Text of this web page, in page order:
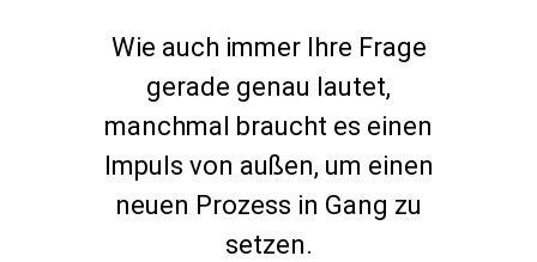
Wie auch immer Ihre Frage
gerade genau lautet,
manchmal braucht es einen
Impuls von außen, um einen
neuen Prozess in Gang zu
setzen.